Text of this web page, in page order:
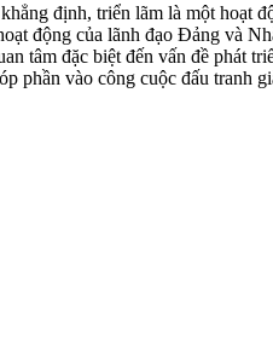
định, triển lãm là một hoạt
động của lãnh đạo Đảng và
tâm đặc biệt đến vấn đề phát
vào công cuộc đấu tranh